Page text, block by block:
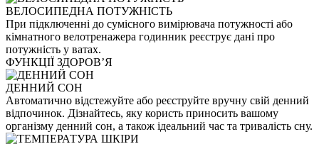
ВЕЛОСИПЕДНА ПОТУЖНІСТЬ
При підключенні до сумісного вимірювача потужності або
кімнатного велотренажера годинник реєструє дані про
потужність у ватах.
ФУНКЦІЇ ЗДОРОВʼЯ
ДЕННИЙ СОН
Автоматично відстежуйте або реєструйте вручну свій денний
відпочинок. Дізнайтесь, яку користь приносить вашому
організму денний сон, а також ідеальний час та тривалість сну.